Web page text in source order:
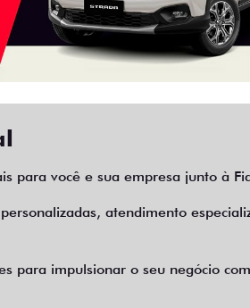
para você e sua empresa junto à
atendimento
para impulsionar o seu negócio